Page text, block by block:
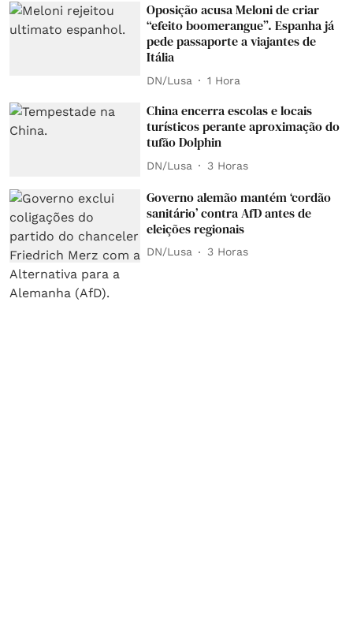
Oposição acusa Meloni de criar
“efeito boomerangue”. Espanha já
pede passaporte a viajantes de
Itália
DN/Lusa 1 Hora
China encerra escolas e locais
turísticos perante aproximação do
tufão Dolphin
DN/Lusa 3 Horas
Governo alemão mantém ‘cordão
sanitário’ contra AfD antes de
eleições regionais
DN/Lusa 3 Horas